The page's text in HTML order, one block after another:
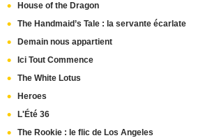
House of the Dragon
The Handmaid’s Tale : la servante écarlate
Demain nous appartient
Ici Tout Commence
The White Lotus
Heroes
L'Été 36
The Rookie : le flic de Los Angeles